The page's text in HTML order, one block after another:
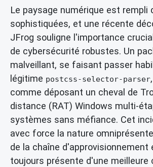
Le paysage numérique est rempli
sophistiquées, et une récente
JFrog souligne l'importance
de cybersécurité robustes. Un
malveillant, se faisant passer
légitime postcss-selector-parser
comme déposant un cheval de
distance (RAT) Windows multi-
systèmes sans méfiance. Cet
avec force la nature
de la chaîne
toujours présente d'une meilleure